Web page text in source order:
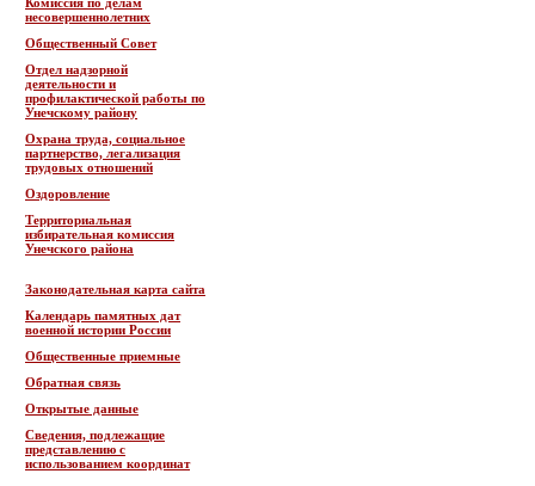
несовершеннолетних
Общественный Совет
Отдел надзорной
деятельности и
профилактической работы по
Унечскому району
Охрана труда, социальное
партнерство, легализация
трудовых отношений
Оздоровление
Территориальная
избирательная комиссия
Унечского района
Законодательная карта сайта
Календарь памятных дат
военной истории России
Общественные приемные
Обратная связь
Открытые данные
Сведения, подлежащие
представлению с
использованием координат